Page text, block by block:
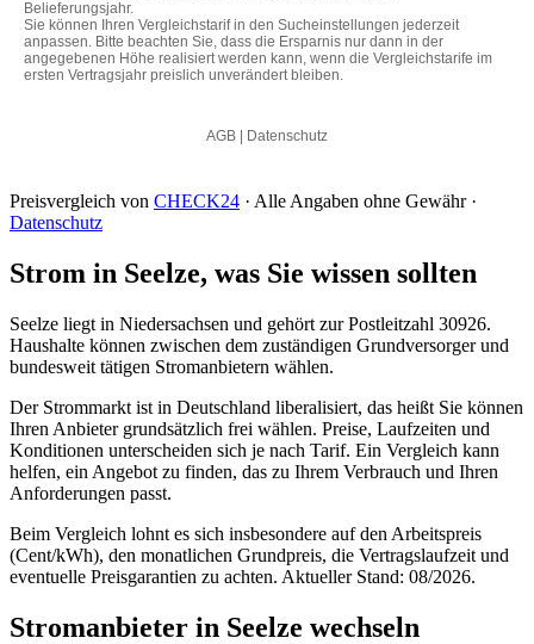
Preisvergleich von CHECK24 · Alle Angaben ohne Gewähr ·
Datenschutz
Strom in Seelze, was Sie wissen sollten
Seelze liegt in Niedersachsen und gehört zur Postleitzahl 30926.
Haushalte können zwischen dem zuständigen Grundversorger und
bundesweit tätigen Stromanbietern wählen.
Der Strommarkt ist in Deutschland liberalisiert, das heißt Sie können
Ihren Anbieter grundsätzlich frei wählen. Preise, Laufzeiten und
Konditionen unterscheiden sich je nach Tarif. Ein Vergleich kann
helfen, ein Angebot zu finden, das zu Ihrem Verbrauch und Ihren
Anforderungen passt.
Beim Vergleich lohnt es sich insbesondere auf den Arbeitspreis
(Cent/kWh), den monatlichen Grundpreis, die Vertragslaufzeit und
eventuelle Preisgarantien zu achten. Aktueller Stand: 08/2026.
Stromanbieter in Seelze wechseln